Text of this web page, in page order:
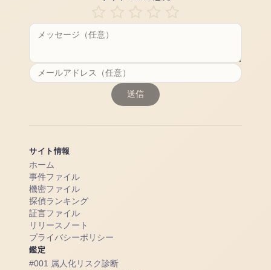
送信
サイト情報
ホーム
事件ファイル
機密ファイル
探偵ランキング
証言ファイル
リリースノート
プライバシーポリシー
鑑定
#001 属人化リスク診断